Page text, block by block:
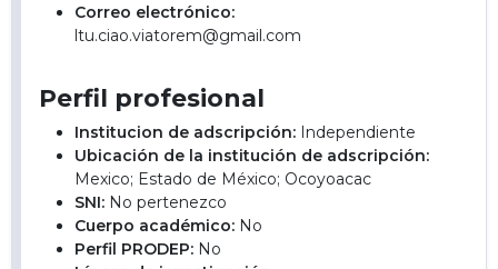
Correo electrónico:
ltu.ciao.viatorem@gmail.com
Perfil profesional
Institucion de adscripción: Independiente
Ubicación de la institución de adscripción:
Mexico; Estado de México; Ocoyoacac
SNI: No pertenezco
Cuerpo académico: No
Perfil PRODEP: No